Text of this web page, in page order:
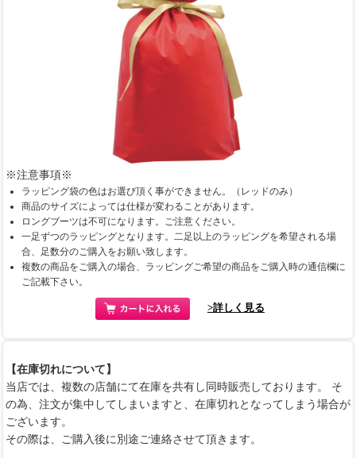
※注意事項※
ラッピング袋の色はお選び頂く事ができません。（レッドのみ）
商品のサイズによっては仕様が変わることがあります。
ロングブーツは不可になります。ご注意ください。
一足ずつのラッピングとなります。二足以上のラッピングを希望される場
合、足数分のご購入をお願い致します。
複数の商品をご購入の場合、ラッピングご希望の商品をご購入時の通信欄に
ご記載下さい。
>詳しく見る
【在庫切れについて】
当店では、複数の店舗にて在庫を共有し同時販売しております。 そ
の為、注文が集中してしまいますと、在庫切れとなってしまう場合が
ございます。
その際は、ご購入後に別途ご連絡させて頂きます。